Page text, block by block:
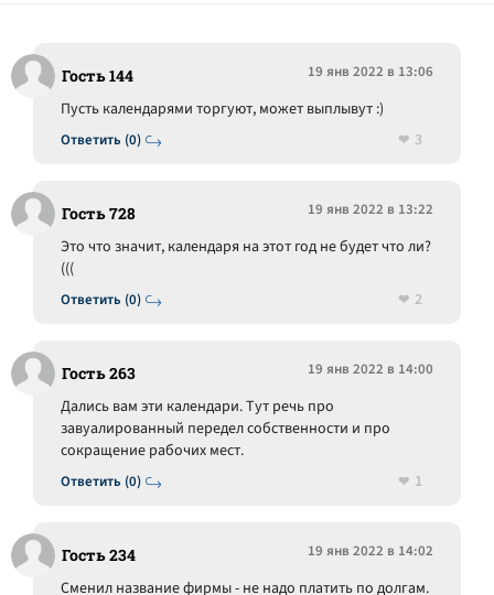
Гость 144 19 янв 2022 в 13:06
Ответить (0)
Пусть календарями торгуют, может выплывут :)
3
Гость 728 19 янв 2022 в 13:22
Ответить (0)
Это что значит, календаря на этот год не будет что ли?
(((
2
Гость 263 19 янв 2022 в 14:00
Ответить (0)
Дались вам эти календари. Тут речь про
завуалированный передел собственности и про
сокращение рабочих мест.
1
Гость 234 19 янв 2022 в 14:02
Сменил название фирмы - не надо платить по долгам.